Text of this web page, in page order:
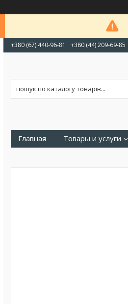
+380 (67) 440-96-81 +380 (44) 209-69-85
Главная Товары и услуги